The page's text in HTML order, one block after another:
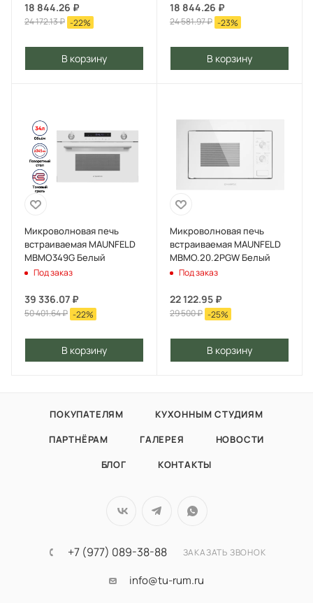
18 844.26 ₽
24 172.13₽ -22%
В корзину
18 844.26 ₽
24 581.97₽ -23%
В корзину
Микроволновая печь
встраиваемая MAUNFELD
MBMO349G Белый
Под заказ
39 336.07 ₽
50 401.64₽ -22%
В корзину
Микроволновая печь
встраиваемая MAUNFELD
MBMO.20.2PGW Белый
Под заказ
22 122.95 ₽
29 500₽ -25%
В корзину
ПОКУПАТЕЛЯМ
КУХОННЫМ СТУДИЯМ
ПАРТНЁРАМ
ГАЛЕРЕЯ
НОВОСТИ
БЛОГ
КОНТАКТЫ
+7 (977) 089-38-88 ЗАКАЗАТЬ ЗВОНОК
info@tu-rum.ru